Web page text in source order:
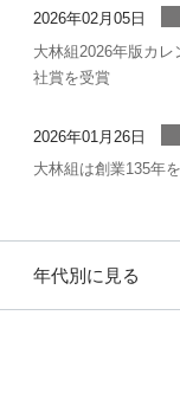
2026年02月05日
大林組2026年版カレ
社賞を受賞
2026年01月26日
大林組は創業135年
年代別に見る